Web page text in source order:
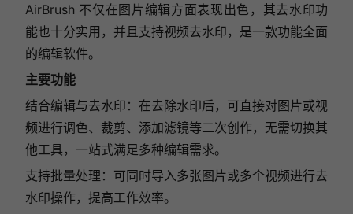
AirBrush 不仅在图片编辑方面表现出色，其去水印功
能也十分实用，并且支持视频去水印，是一款功能全面
的编辑软件。
主要功能
结合编辑与去水印：在去除水印后，可直接对图片或视
频进行调色、裁剪、添加滤镜等二次创作，无需切换其
他工具，一站式满足多种编辑需求。
支持批量处理：可同时导入多张图片或多个视频进行去
水印操作，提高工作效率。